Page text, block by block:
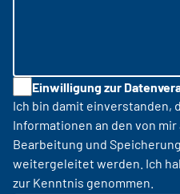
Einwilligung zur
Ich bin damit einverstanden,
Informationen an den von
Bearbeitung und
weitergeleitet werden. Ich
zur Kenntnis genommen.